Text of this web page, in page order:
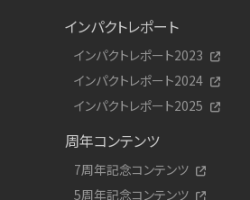
インパクトレポート
インパクトレポート2023
インパクトレポート2024
インパクトレポート2025
周年コンテンツ
7周年記念コンテンツ
5周年記念コンテンツ